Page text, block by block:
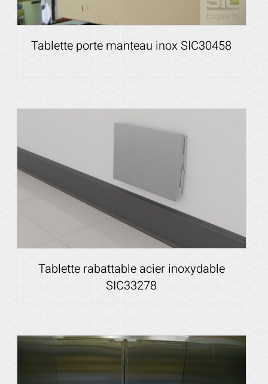
Tablette porte manteau inox SIC30458
Voir les détails
Tablette rabattable acier inoxydable
SIC33278